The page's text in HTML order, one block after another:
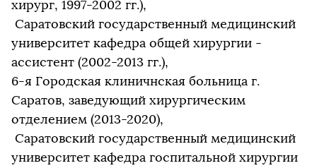
хирург, 1997-2002 гг.),
Саратовский государственный медицинский
университет кафедра общей хирургии -
ассистент (2002-2013 гг.),
6-я Городская клиничнская больница г.
Саратов, заведующий хирургическим
отделением (2013-2020),
Саратовский государственный медицинский
университет кафедра госпитальной хирургии